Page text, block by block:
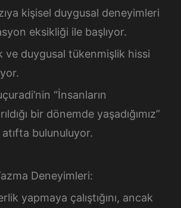
kişisel duygusal deneyimleri
eksikliği ile başlıyor.
ve duygusal tükenmişlik hissi
“İnsanların
bir dönemde yaşadığımız”
bulunuluyor.
Deneyimleri:
yapmaya çalıştığını, ancak